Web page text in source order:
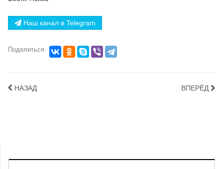
Наш канал в Telegram
Поделиться
НАЗАД ВПЕРЁД